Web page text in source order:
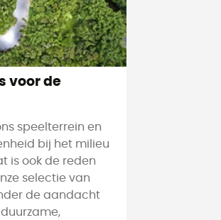
voor de
speelterrein en
bij het milieu
is ook de reden
selectie van
de aandacht